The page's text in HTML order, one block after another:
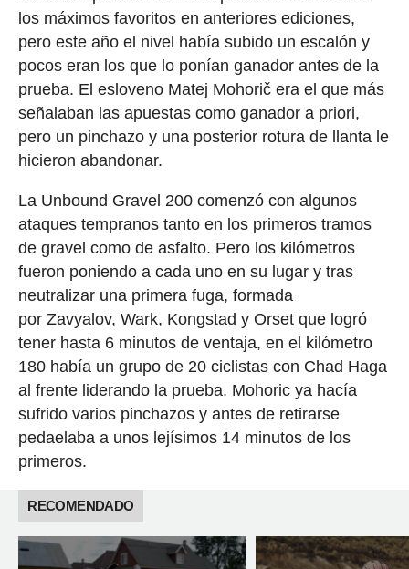
los máximos favoritos en anteriores ediciones,
pero este año el nivel había subido un escalón y
pocos eran los que lo ponían ganador antes de la
prueba. El esloveno Matej Mohorič era el que más
señalaban las apuestas como ganador a priori,
pero un pinchazo y una posterior rotura de llanta le
hicieron abandonar.
La Unbound Gravel 200 comenzó con algunos
ataques tempranos tanto en los primeros tramos
de gravel como de asfalto. Pero los kilómetros
fueron poniendo a cada uno en su lugar y tras
neutralizar una primera fuga, formada
por Zavyalov, Wark, Kongstad y Orset que logró
tener hasta 6 minutos de ventaja, en el kilómetro
180 había un grupo de 20 ciclistas con Chad Haga
al frente liderando la prueba. Mohoric ya hacía
sufrido varios pinchazos y antes de retirarse
pedaelaba a unos lejísimos 14 minutos de los
primeros.
RECOMENDADO